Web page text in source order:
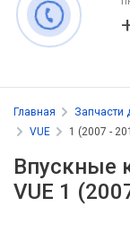
Главная Запчасти
VUE
1 (2007 -
Впускные
VUE 1